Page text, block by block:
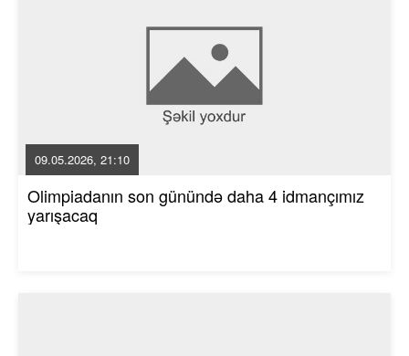
09.05.2026, 21:10
Olimpiadanın son günündə daha 4 idmançımız
yarışacaq